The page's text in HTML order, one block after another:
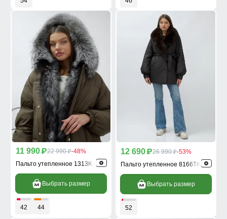
11 990 p22 990 p-48%
Пальто утепленное 1313K
Выбрать размер
42 44
12 690 p26 990 p-53%
Пальто утепленное 8166TK
Выбрать размер
52